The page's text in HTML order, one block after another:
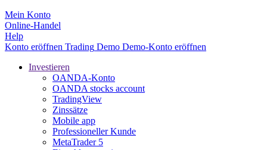
Mein Konto
Online-Handel
Help
Konto eröffnen Trading Demo Demo-Konto eröffnen
Investieren
OANDA-Konto
OANDA stocks account
TradingView
Zinssätze
Mobile app
Professioneller Kunde
MetaTrader 5